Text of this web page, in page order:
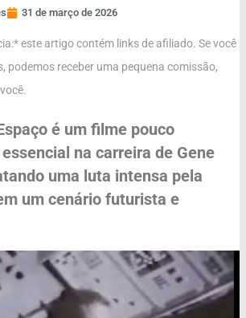
31 de março de 2026
este artigo contém links de afiliado. Se você
podemos receber uma pequena comissão,
é um filme pouco
na carreira de Gene
uma luta intensa pela
um cenário futurista e